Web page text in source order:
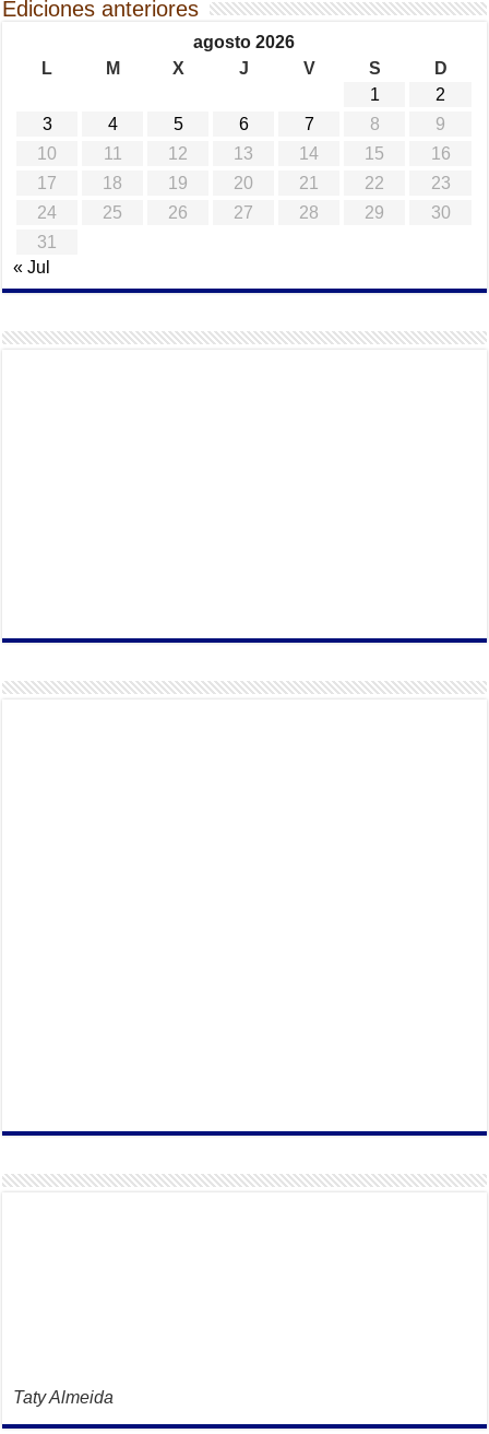
Ediciones anteriores
agosto 2026
L
M X J V S
D
1
2
3
4 5 6 7 8
9
10
11 12 13 14 15
16
17
18 19 20 21 22
23
24
25 26 27 28 29
30
31
« Jul
Taty Almeida